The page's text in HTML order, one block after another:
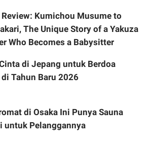
Kumichou Musume to
The Unique Story of a Yakuza
Who Becomes a Babysitter
di Jepang untuk Berdoa
Tahun Baru 2026
di Osaka Ini Punya Sauna
untuk Pelanggannya